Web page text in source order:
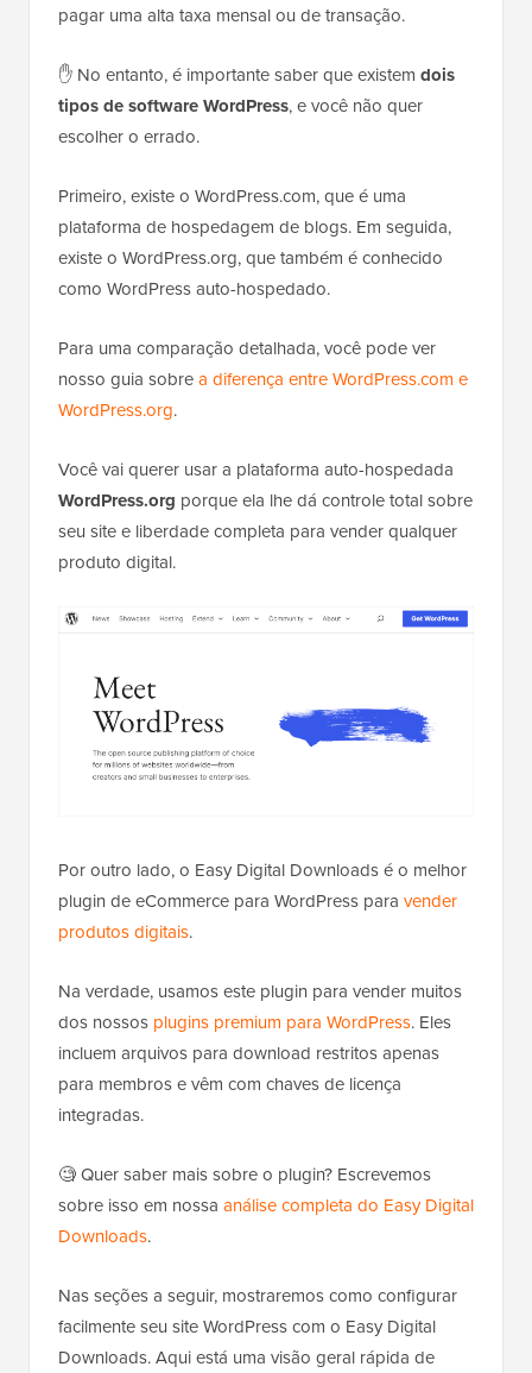
pagar uma alta taxa mensal ou de transação.
✋ No entanto, é importante saber que existem dois
tipos de software WordPress, e você não quer
escolher o errado.
Primeiro, existe o WordPress.com, que é uma
plataforma de hospedagem de blogs. Em seguida,
existe o WordPress.org, que também é conhecido
como WordPress auto-hospedado.
Para uma comparação detalhada, você pode ver
nosso guia sobrea diferença entre WordPress.com e
WordPress.org.
Você vai querer usar a plataforma auto-hospedada
WordPress.org porque ela lhe dá controle total sobre
seu site e liberdade completa para vender qualquer
produto digital.
Por outro lado, o Easy Digital Downloads é o melhor
plugin de eCommerce para WordPress para vender
produtos digitais.
Na verdade, usamos este plugin para vender muitos
dos nossos plugins premium para WordPress. Eles
incluem arquivos para download restritos apenas
para membros e vêm com chaves de licença
integradas.
🧐 Quer saber mais sobre o plugin? Escrevemos
sobre isso em nossa análise completa do Easy Digital
Downloads.
Nas seções a seguir, mostraremos como configurar
facilmente seu site WordPress com o Easy Digital
Downloads. Aqui está uma visão geral rápida de